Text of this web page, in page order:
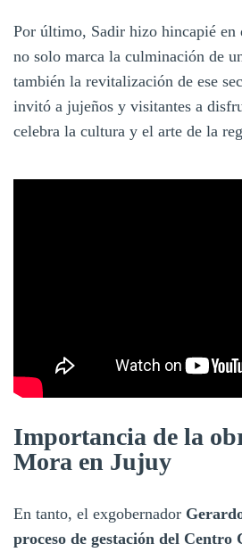
Por último, Sadir hizo hincapié en
no solo marca la culminación de
también la revitalización de ese
invitó a jujeños y visitantes a
celebra la cultura y el arte de la
Importancia de la
Mora en Jujuy
En tanto, el exgobernador
proceso de gestación del Centro